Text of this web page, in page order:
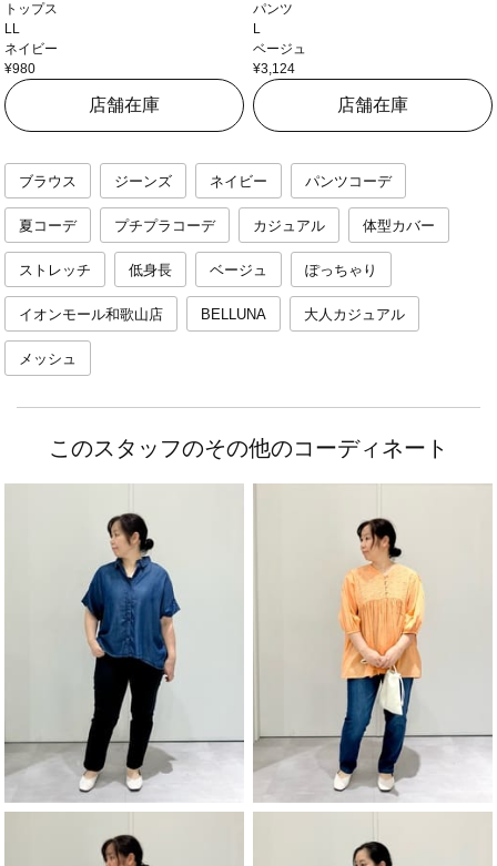
トップス
LL
ネイビー
¥980
店舗在庫
パンツ
L
ベージュ
¥3,124
店舗在庫
ブラウス ジーンズ ネイビー パンツコーデ
夏コーデ プチプラコーデ カジュアル 体型カバー
ストレッチ 低身長 ベージュ ぽっちゃり
イオンモール和歌山店 BELLUNA 大人カジュアル
メッシュ
このスタッフのその他のコーディネート